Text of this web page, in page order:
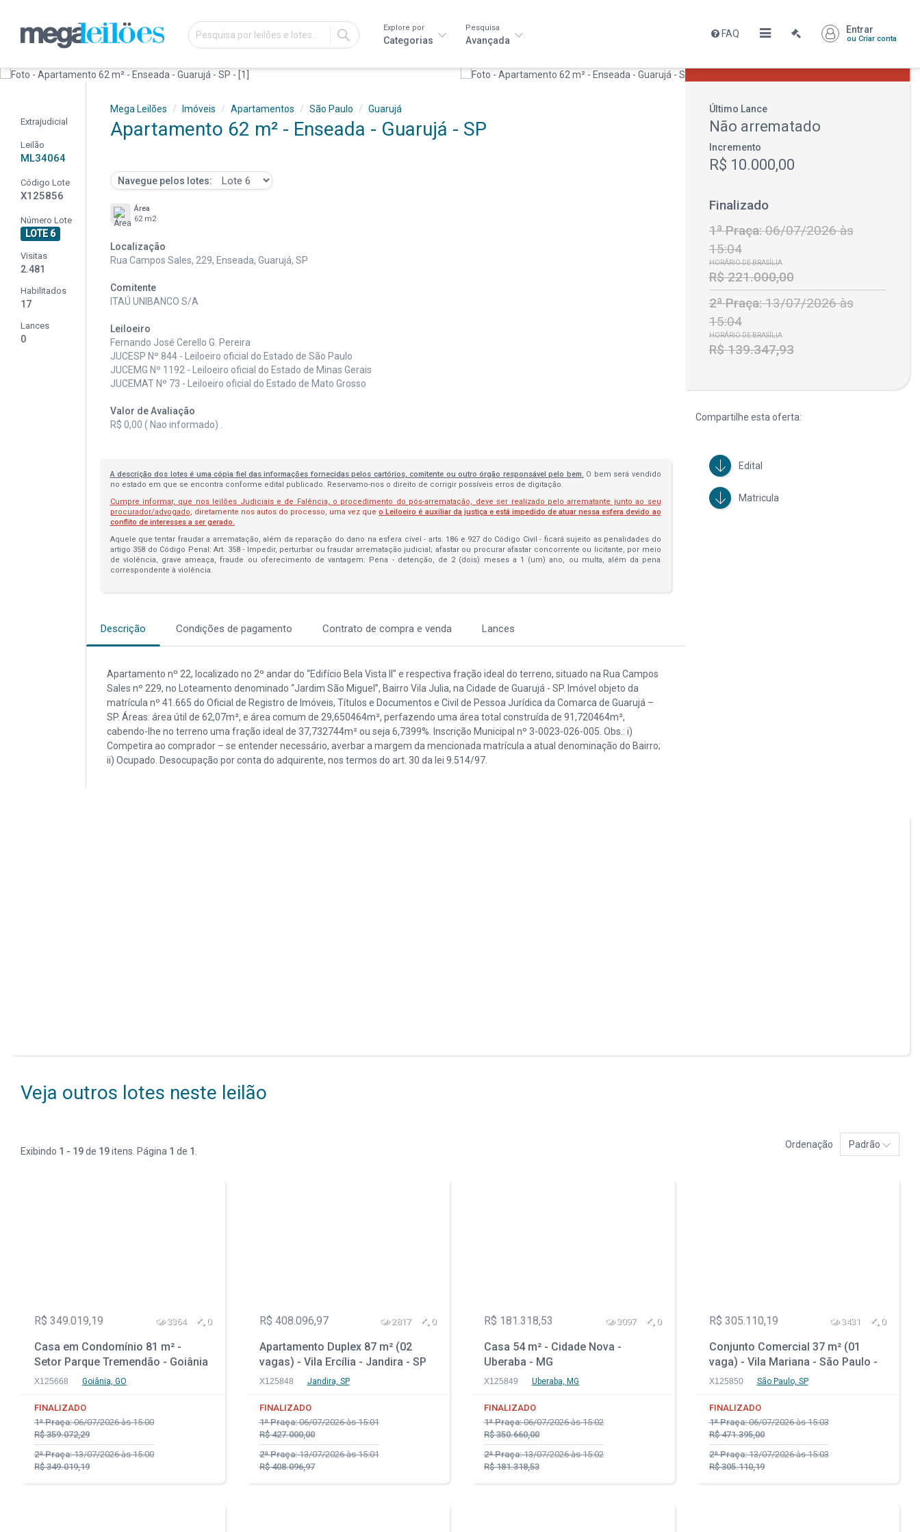
IR
Explore por
Categorias
Pesquisa
Avançada
FAQ Entrar
ou Criar conta
Leilão encerrado
Extrajudicial
Leilão
ML34064
Código Lote
X125856
Número Lote
LOTE 6
Visitas
2.481
Habilitados
17
Lances
0
Mega Leilões Imóveis Apartamentos São Paulo Guarujá
Apartamento 62 m² - Enseada - Guarujá - SP
Navegue pelos lotes:
Área
62 m2
Localização
Rua Campos Sales, 229, Enseada, Guarujá, SP
Comitente
ITAÚ UNIBANCO S/A
Leiloeiro
Fernando José Cerello G. Pereira
JUCESP Nº 844 - Leiloeiro oficial do Estado de São Paulo
JUCEMG Nº 1192 - Leiloeiro oficial do Estado de Minas Gerais
JUCEMAT Nº 73 - Leiloeiro oficial do Estado de Mato Grosso
Valor de Avaliação
R$ 0,00 ( Nao informado) .
A descrição dos lotes é uma cópia fiel das informações fornecidas pelos cartórios, comitente ou outro órgão responsável pelo bem. O bem será vendido
no estado em que se encontra conforme edital publicado. Reservamo-nos o direito de corrigir possíveis erros de digitação.
Cumpre informar, que nos leilões Judiciais e de Falência, o procedimento do pós-arrematação, deve ser realizado pelo arrematante junto ao seu
procurador/advogado, diretamente nos autos do processo, uma vez queo Leiloeiro é auxiliar da justiça e está impedido de atuar nessa esfera devido ao
conflito de interesses a ser gerado.
Aquele que tentar fraudar a arrematação, além da reparação do dano na esfera cível - arts. 186 e 927 do Código Civil - ficará sujeito as penalidades do
artigo 358 do Código Penal: Art. 358 - Impedir, perturbar ou fraudar arrematação judicial; afastar ou procurar afastar concorrente ou licitante, por meio
de violência, grave ameaça, fraude ou oferecimento de vantagem: Pena - detenção, de 2 (dois) meses a 1 (um) ano, ou multa, além da pena
correspondente à violência.
Descrição Condições de pagamento Contrato de compra e venda Lances
Apartamento nº 22, localizado no 2º andar do “Edifício Bela Vista II” e respectiva fração ideal do terreno, situado na Rua Campos
Sales nº 229, no Loteamento denominado “Jardim São Miguel”, Bairro Vila Julia, na Cidade de Guarujá - SP. Imóvel objeto da
matrícula nº 41.665 do Oficial de Registro de Imóveis, Títulos e Documentos e Civil de Pessoa Jurídica da Comarca de Guarujá –
SP. Áreas: área útil de 62,07m², e área comum de 29,650464m², perfazendo uma área total construída de 91,720464m²,
cabendo-lhe no terreno uma fração ideal de 37,732744m² ou seja 6,7399%. Inscrição Municipal nº 3-0023-026-005. Obs.: i)
Competira ao comprador – se entender necessário, averbar a margem da mencionada matrícula a atual denominação do Bairro;
ii) Ocupado. Desocupação por conta do adquirente, nos termos do art. 30 da lei 9.514/97.
Último Lance
Não arrematado
Incremento
R$ 10.000,00
Finalizado
1ª Praça:06/07/2026 às
15:04
HORÁRIO DE BRASÍLIA
R$ 221.000,00
2ª Praça:13/07/2026 às
15:04
HORÁRIO DE BRASÍLIA
R$ 139.347,93
Compartilhe esta oferta:
Edital
Matricula
Veja outros lotes neste leilão
Exibindo 1 - 19de 19itens. Página 1 de 1
Ordenação Padrão
R$ 349.019,19 3364 0
Casa em Condomínio 81 m² -
Setor Parque Tremendão - Goiânia
- GO
X125668 Goiânia, GO
FINALIZADO
1ª Praça:06/07/2026 às 15:00
R$ 359.072,29
2ª Praça:13/07/2026 às 15:00
R$ 349.019,19
R$ 408.096,97 2817 0
Apartamento Duplex 87 m² (02
vagas) - Vila Ercília - Jandira - SP
X125848 Jandira, SP
FINALIZADO
1ª Praça:06/07/2026 às 15:01
R$ 427.000,00
2ª Praça:13/07/2026 às 15:01
R$ 408.096,97
R$ 181.318,53 3097 0
Casa 54 m² - Cidade Nova -
Uberaba - MG
X125849 Uberaba, MG
FINALIZADO
1ª Praça:06/07/2026 às 15:02
R$ 350.660,00
2ª Praça:13/07/2026 às 15:02
R$ 181.318,53
R$ 305.110,19 3431 0
Conjunto Comercial 37 m² (01
vaga) - Vila Mariana - São Paulo -
SP
X125850 São Paulo, SP
FINALIZADO
1ª Praça:06/07/2026 às 15:03
R$ 471.395,00
2ª Praça:13/07/2026 às 15:03
R$ 305.110,19